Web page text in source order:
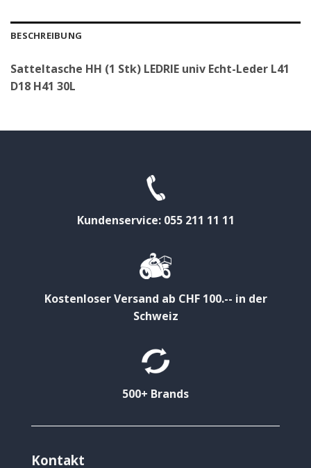
BESCHREIBUNG
Satteltasche HH (1 Stk) LEDRIE univ Echt-Leder L41
D18 H41 30L
Kundenservice: 055 211 11 11
Kostenloser Versand ab CHF 100.-- in der
Schweiz
500+ Brands
Kontakt